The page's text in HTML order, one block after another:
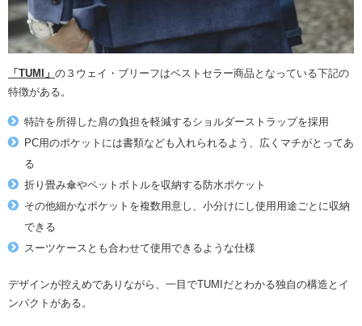
「TUMI」 の３ウェイ・ブリーフはベストセラー商品となっている下記の
特徴がある。
特許を所得した肩の負担を軽減するショルダーストラップを採用
PC用のポケットには書類なども入れられるよう、広くマチがとってあ
る
折り畳み傘やペットボトルを収納する防水ポケット
その他細かなポケットを複数用意し、小分けにし使用用途ごとに収納
できる
スーツケースとも合わせて使用できるような仕様
デザインが控えめでありながら、一目でTUMIだとわかる独自の構造とイ
ンパクトがある。